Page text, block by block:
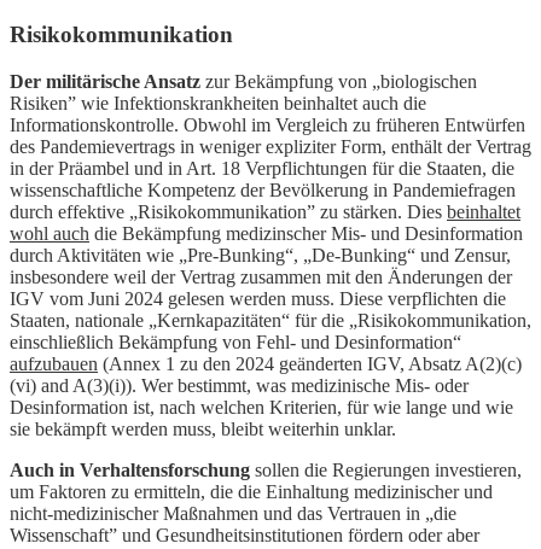
Risikokommunikation
Der militärische Ansatz zur Bekämpfung von „biologischen
Risiken” wie Infektionskrankheiten beinhaltet auch die
Informationskontrolle. Obwohl im Vergleich zu früheren Entwürfen
des Pandemievertrags in weniger expliziter Form, enthält der Vertrag
in der Präambel und in Art. 18 Verpflichtungen für die Staaten, die
wissenschaftliche Kompetenz der Bevölkerung in Pandemiefragen
durch effektive „Risikokommunikation” zu stärken. Dies beinhaltet
wohl auch die Bekämpfung medizinscher Mis- und Desinformation
durch Aktivitäten wie „Pre-Bunking“, „De-Bunking“ und Zensur,
insbesondere weil der Vertrag zusammen mit den Änderungen der
IGV vom Juni 2024 gelesen werden muss. Diese verpflichten die
Staaten, nationale „Kernkapazitäten“ für die „Risikokommunikation,
einschließlich Bekämpfung von Fehl- und Desinformation“
aufzubauen (Annex 1 zu den 2024 geänderten IGV, Absatz A(2)(c)
(vi) and A(3)(i)). Wer bestimmt, was medizinische Mis- oder
Desinformation ist, nach welchen Kriterien, für wie lange und wie
sie bekämpft werden muss, bleibt weiterhin unklar.
Auch in Verhaltensforschung sollen die Regierungen investieren,
um Faktoren zu ermitteln, die die Einhaltung medizinischer und
nicht-medizinischer Maßnahmen und das Vertrauen in „die
Wissenschaft” und Gesundheitsinstitutionen fördern oder aber